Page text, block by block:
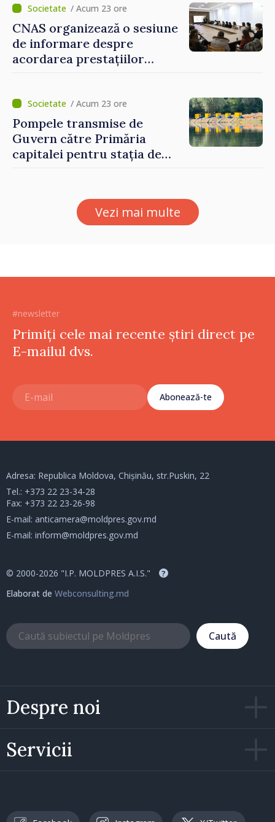
construi comunități mai
puternice”
/ Acum 23 ore
CNAS organizează o sesiune
de informare despre
acordarea prestațiilor
invitați să se înscrie la
eveniment
/ Acum 23 ore
Pompele transmise de
Guvern către Primăria
capitalei pentru stația de
puse în funcțiune
Vezi mai multe
#newsletter
Primiți cele mai recente știri direct pe
E-mailul dvs.
Abonează-te
Despre noi
Servicii
Adresa: Republica Moldova, Chișinău, str.Puskin, 22
Tel.: +373 22 23-34-28
Fax: +373 22 23-26-98
E-mail: anticamera@moldpres.gov.md
E-mail: inform@moldpres.gov.md
© 2000-2026 "I.P. MOLDPRES A.I.S." ?
Elaborat de Webconsulting.md
Caută